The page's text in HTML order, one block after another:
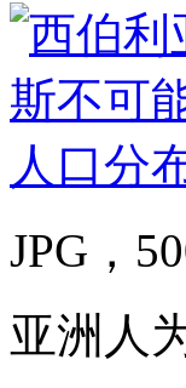
JPG，
亚洲人